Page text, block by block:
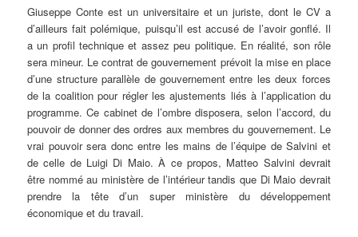
Giuseppe Conte est un universitaire et un juriste, dont le CV a
d’ailleurs fait polémique, puisqu’il est accusé de l’avoir gonflé. Il
a un profil technique et assez peu politique. En réalité, son rôle
sera mineur. Le contrat de gouvernement prévoit la mise en place
d’une structure parallèle de gouvernement entre les deux forces
de la coalition pour régler les ajustements liés à l’application du
programme. Ce cabinet de l’ombre disposera, selon l’accord, du
pouvoir de donner des ordres aux membres du gouvernement. Le
vrai pouvoir sera donc entre les mains de l’équipe de Salvini et
de celle de Luigi Di Maio. À ce propos, Matteo Salvini devrait
être nommé au ministère de l’intérieur tandis que Di Maio devrait
prendre la tête d’un super ministère du développement
économique et du travail.